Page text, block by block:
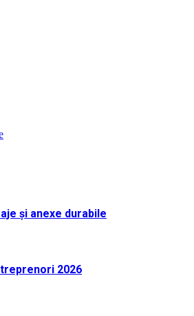
și anexe durabile
2026